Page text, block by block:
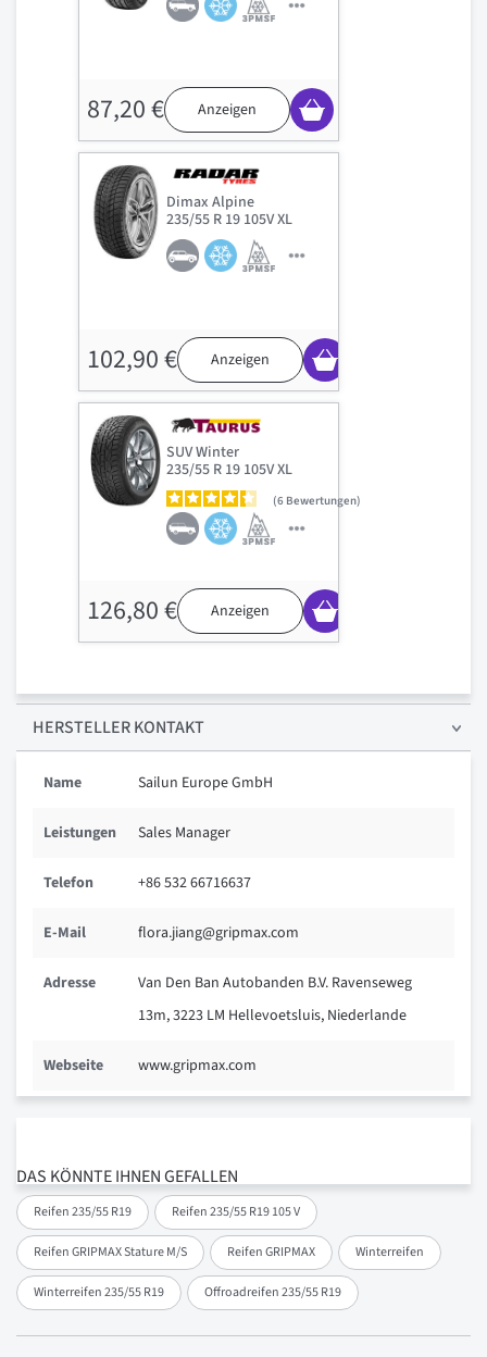
DAS KÖNNTE IHNEN GEFALLEN
Reifen 235/55 R19 Reifen 235/55 R19 105 V
Reifen GRIPMAX Stature M/S Reifen GRIPMAX Winterreifen
Winterreifen 235/55 R19 Offroadreifen 235/55 R19
87,20 € Anzeigen
Dimax Alpine
235/55 R 19 105V XL
102,90 € Anzeigen
SUV Winter
235/55 R 19 105V XL
6 Bewertungen
126,80 € Anzeigen
HERSTELLER KONTAKT
Name Sailun Europe GmbH
Leistungen Sales Manager
Telefon +86 532 66716637
E-Mail flora.jiang@gripmax.com
Adresse
Van Den Ban Autobanden B.V. Ravenseweg
13m, 3223 LM Hellevoetsluis, Niederlande
Webseite www.gripmax.com